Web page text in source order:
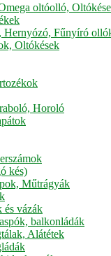
oltóolló,
Hernyózó, Fűnyíró
Oltókések
Horoló
kés)
Műtrágyák
vázák
balkonládák
Alátétek